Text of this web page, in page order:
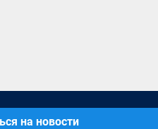
на новости